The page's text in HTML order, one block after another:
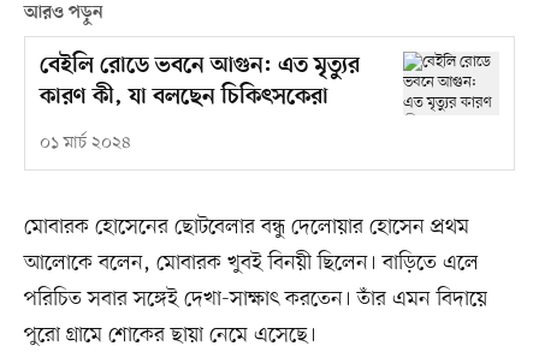
আরও পড়ুন
বেইলি রোডে ভবনে আগুন: এত মৃত্যুর
কারণ কী, যা বলছেন চিকিৎসকেরা
০১ মার্চ ২০২৪
মোবারক হোসেনের ছোটবেলার বন্ধু দেলোয়ার হোসেন প্রথম
আলোকে বলেন, মোবারক খুবই বিনয়ী ছিলেন। বাড়িতে এলে
পরিচিত সবার সঙ্গেই দেখা-সাক্ষাৎ করতেন। তাঁর এমন বিদায়ে
পুরো গ্রামে শোকের ছায়া নেমে এসেছে।